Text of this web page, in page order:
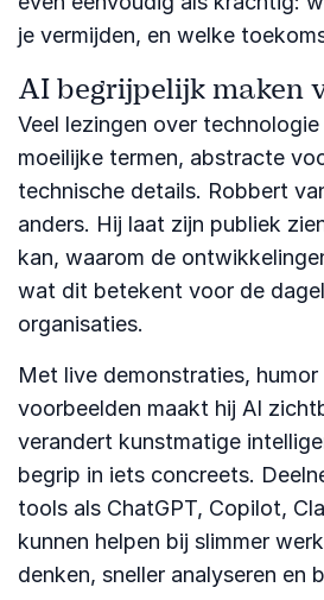
je vermijden, en welke
AI begrijpelijk maken
Veel lezingen over
moeilijke termen, abstracte
technische details. Robbert
anders. Hij laat zijn publiek
kan, waarom de
wat dit betekent voor de
organisaties.
Met live demonstraties, humor
voorbeelden maakt hij AI
verandert kunstmatige
begrip in iets concreets.
tools als ChatGPT, Copilot,
kunnen helpen bij slimmer
denken, sneller analyseren en